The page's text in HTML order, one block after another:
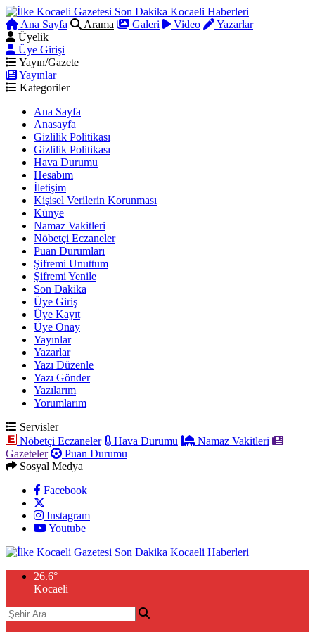
Ana Sayfa Arama Galeri Video
Yazarlar
Üyelik
Üye Girişi
Yayın/Gazete
Yayınlar
Kategoriler
Ana Sayfa
Anasayfa
Gizlilik Politikası
Gizlilik Politikası
Hava Durumu
Hesabım
İletişim
Kişisel Verilerin Korunması
Künye
Namaz Vakitleri
Nöbetçi Eczaneler
Puan Durumları
Şifremi Unuttum
Şifremi Yenile
Son Dakika
Üye Giriş
Üye Kayıt
Üye Onay
Yayınlar
Yazarlar
Yazı Düzenle
Yazı Gönder
Yazılarım
Yorumlarım
Servisler
Nöbetçi Eczaneler
Hava Durumu
Namaz Vakitleri
Gazeteler
Puan Durumu
Sosyal Medya
Facebook
Instagram
Youtube
26.6°
Kocaeli